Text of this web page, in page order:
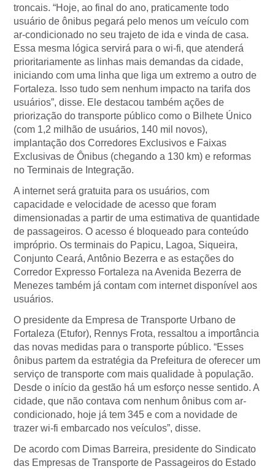
troncais. “Hoje, ao final do ano, praticamente todo
usuário de ônibus pegará pelo menos um veículo com
ar-condicionado no seu trajeto de ida e vinda de casa.
Essa mesma lógica servirá para o wi-fi, que atenderá
prioritariamente as linhas mais demandas da cidade,
iniciando com uma linha que liga um extremo a outro de
Fortaleza. Isso tudo sem nenhum impacto na tarifa dos
usuários”, disse. Ele destacou também ações de
priorização do transporte público como o Bilhete Único
(com 1,2 milhão de usuários, 140 mil novos),
implantação dos Corredores Exclusivos e Faixas
Exclusivas de Ônibus (chegando a 130 km) e reformas
no Terminais de Integração.
A internet será gratuita para os usuários, com
capacidade e velocidade de acesso que foram
dimensionadas a partir de uma estimativa de quantidade
de passageiros. O acesso é bloqueado para conteúdo
impróprio. Os terminais do Papicu, Lagoa, Siqueira,
Conjunto Ceará, Antônio Bezerra e as estações do
Corredor Expresso Fortaleza na Avenida Bezerra de
Menezes também já contam com internet disponível aos
usuários.
O presidente da Empresa de Transporte Urbano de
Fortaleza (Etufor), Rennys Frota, ressaltou a importância
das novas medidas para o transporte público. “Esses
ônibus partem da estratégia da Prefeitura de oferecer um
serviço de transporte com mais qualidade à população.
Desde o início da gestão há um esforço nesse sentido. A
cidade, que não contava com nenhum ônibus com ar-
condicionado, hoje já tem 345 e com a novidade de
trazer wi-fi embarcado nos veículos”, disse.
De acordo com Dimas Barreira, presidente do Sindicato
das Empresas de Transporte de Passageiros do Estado